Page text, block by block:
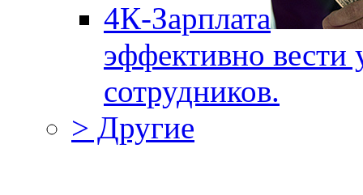
4К-Зарплата
эффективно вести
сотрудников.
> Другие